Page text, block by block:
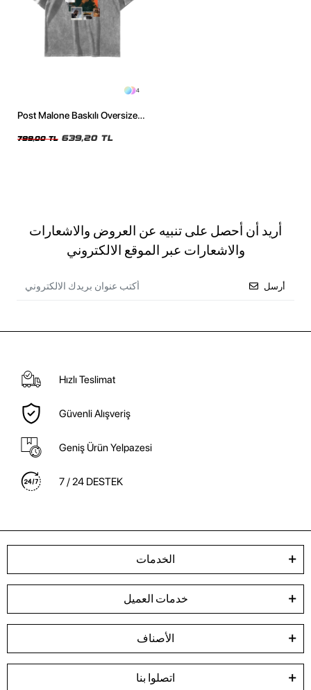
4
Post Malone Baskılı Oversize
799,00 TL 639,20 TL
أريد أن أحصل على تنبيه عن العروض والاشعارات
والاشعارات عبر الموقع الالكتروني
أرسل
Hızlı Teslimat
Güvenli Alışveriş
Geniş Ürün Yelpazesi
7 / 24 DESTEK
الخدمات
خدمات العميل
الأصناف
اتصلوا بنا